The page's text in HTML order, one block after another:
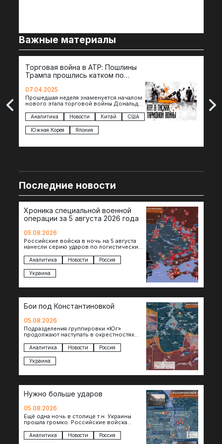
Важные материалы
Торговая война в АТР: Пошлины
Трампа прошлись катком по
07.04.2025
Прошедшая неделя знаменуется началом
нового этапа торговой войны Дональда
импорта из более 100 стран…
Аналитика Новости Китай США
Южная Корея Япония
The
Последние новости
Хроника специальной военной
операции за 5 августа 2026 года
05.08.2026
Российские войска в ночь на 5 августа
нанесли серию ударов по логистическим
Днепропетровской областях. Под…
Аналитика Новости Россия
Украина
Бои под Константиновкой
05.08.2026
Подразделения группировки «Юг»
продолжают наступать в окрестностях
города. Пока на восточном фланге идут
ожесточенные бои за окраины…
Аналитика Новости Россия
Украина
Нужно больше ударов
05.08.2026
Ещё одна ночь в столице т.н. Украины
прошла громко. Российские войска
объекты и предприятия в Киеве и
окрестностях….
Аналитика Новости Россия